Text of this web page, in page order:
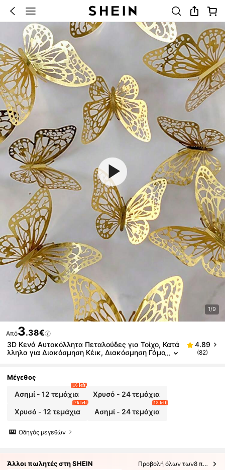
1/9
Από3.38€
3D Κενά Αυτοκόλλητα Πεταλούδες για Τοίχο, Κατά
λληλα για Διακόσμηση Κέικ, Διακόσμηση Γάμο
νύλιο, Μπορούν να Χρησιμοποιηθούν για Διακόσμη
ση Υπνοτουμαχίου, Διακόσμηση Άνοιξης, Προσθέτ
ουν Ζωντάνια στο Σπίτι σας
4.89
(82)
Μέγεθος
Ασημί - 12 τεμάχια
16 left
Χρυσό - 24 τεμάχια
Χρυσό - 12 τεμάχια
26 left
Ασημί - 24 τεμάχια
18 left
Οδηγός μεγεθών
Άλλοι πωλητές στη SHEIN Προβολή όλων των8 πωλητών